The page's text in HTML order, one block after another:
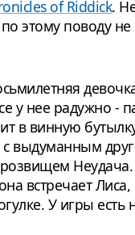
of Riddick.
этому поводу не
у нее радужно -
в винную
выдуманным
Неудача.
встречает
У игры есть